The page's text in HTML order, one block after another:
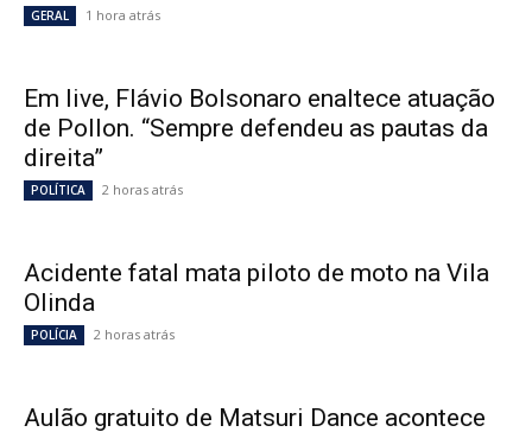
GERAL 1 hora atrás
Em live, Flávio Bolsonaro enaltece atuação
de Pollon. “Sempre defendeu as pautas da
direita”
POLÍTICA 2 horas atrás
Acidente fatal mata piloto de moto na Vila
Olinda
POLÍCIA 2 horas atrás
Aulão gratuito de Matsuri Dance acontece